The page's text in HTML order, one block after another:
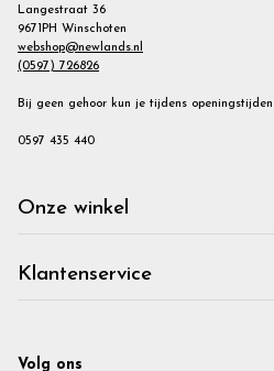
Langestraat 36
9671PH Winschoten
webshop@newlands.nl
(0597) 726826
Bij geen gehoor kun je tijdens
0597 435 440
Onze winkel
Klantenservice
Volg ons